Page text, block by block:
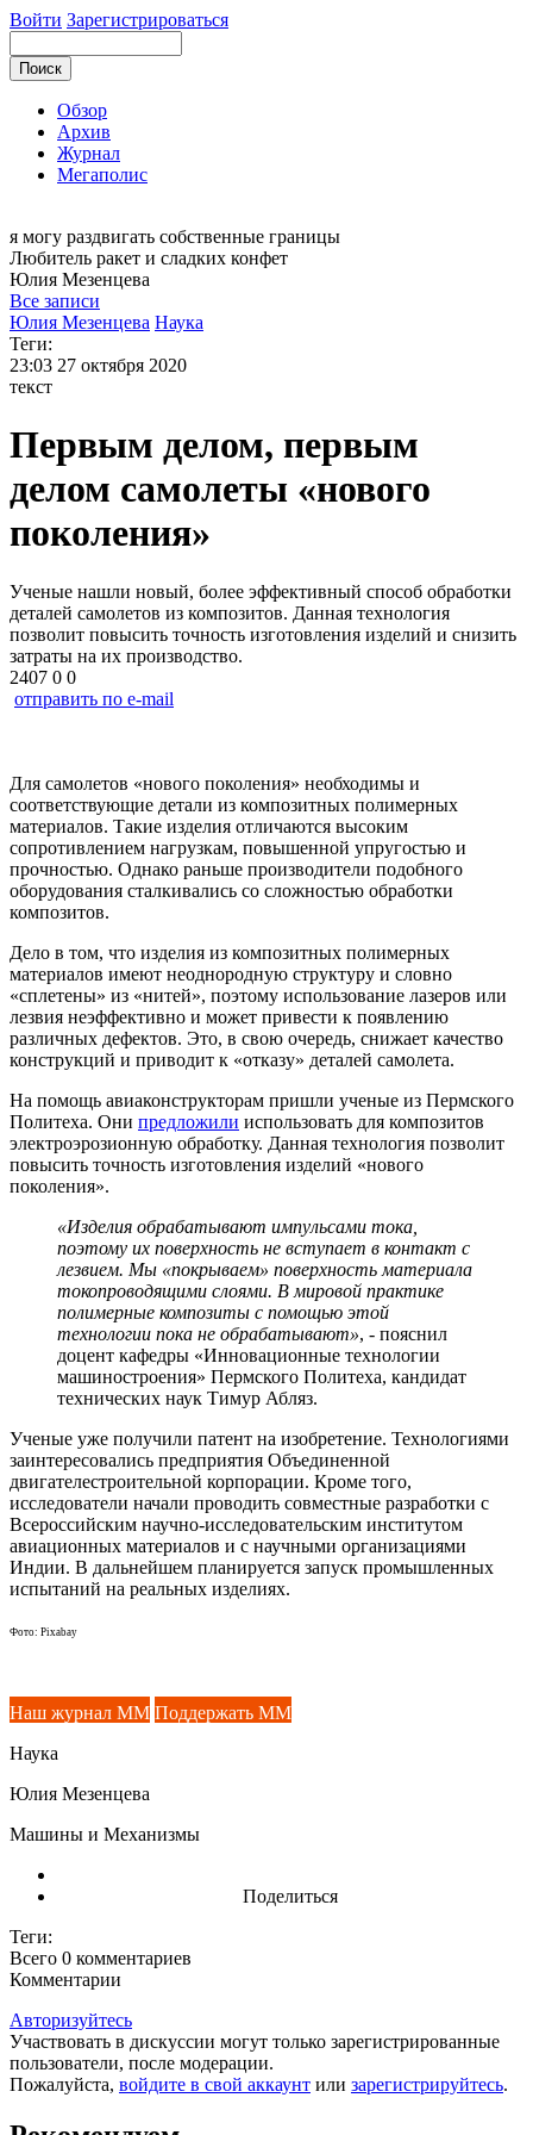
Войти Зарегистрироваться
Обзор
Архив
Журнал
Мегаполис
я могу раздвигать собственные границы
Любитель ракет и сладких конфет
Юлия Мезенцева
Все записи
Юлия Мезенцева Наука
Теги:
23:03 27 октября 2020
текст
Первым делом, первым
делом самолеты «нового
поколения»
Ученые нашли новый, более эффективный способ обработки
деталей самолетов из композитов. Данная технология
позволит повысить точность изготовления изделий и снизить
затраты на их производство.
2407 0 0
отправить по e-mail
Для самолетов «нового поколения» необходимы и
соответствующие детали из композитных полимерных
материалов. Такие изделия отличаются высоким
сопротивлением нагрузкам, повышенной упругостью и
прочностью. Однако раньше производители подобного
оборудования сталкивались со сложностью обработки
композитов.
Дело в том, что изделия из композитных полимерных
материалов имеют неоднородную структуру и словно
«сплетены» из «нитей», поэтому использование лазеров или
лезвия неэффективно и может привести к появлению
различных дефектов. Это, в свою очередь, снижает качество
конструкций и приводит к «отказу» деталей самолета.
На помощь авиаконструкторам пришли ученые из Пермского
Политеха. Они предложили использовать для композитов
электроэрозионную обработку. Данная технология позволит
повысить точность изготовления изделий «нового
поколения».
«Изделия обрабатывают импульсами тока,
поэтому их поверхность не вступает в контакт с
лезвием. Мы «покрываем» поверхность материала
токопроводящими слоями. В мировой практике
полимерные композиты с помощью этой
технологии пока не обрабатывают», - пояснил
доцент кафедры «Инновационные технологии
машиностроения» Пермского Политеха, кандидат
технических наук Тимур Абляз.
Ученые уже получили патент на изобретение. Технологиями
заинтересовались предприятия Объединенной
двигателестроительной корпорации. Кроме того,
исследователи начали проводить совместные разработки с
Всероссийским научно-исследовательским институтом
авиационных материалов и с научными организациями
Индии. В дальнейшем планируется запуск промышленных
испытаний на реальных изделиях.
Фото: Pixabay
Наш журнал ММ Поддержать ММ
Наука
Юлия Мезенцева
Машины и Механизмы
Поделиться
Теги:
Всего 0 комментариев
Комментарии
Авторизуйтесь
Участвовать в дискуссии могут только зарегистрированные
пользователи, после модерации.
Пожалуйста, войдите в свой аккаунт или зарегистрируйтесь.